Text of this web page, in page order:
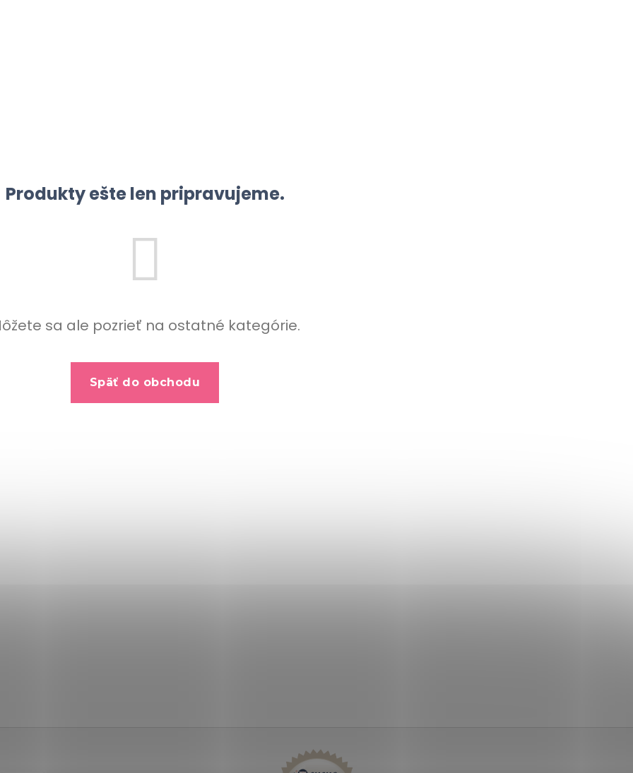
Produkty ešte len pripravujeme.
sa ale pozrieť na ostatné kategórie.
Späť do obchodu